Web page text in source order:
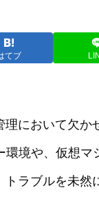
てブ
において欠か
境や、仮想
ラブルを未然